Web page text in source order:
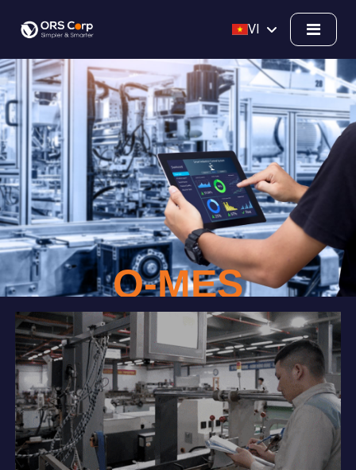
VI
O-MES
HỆ THỐNG GIẢI PHÁP
QUẢN TRỊ SẢN XUẤT
TOÀN DIỆN